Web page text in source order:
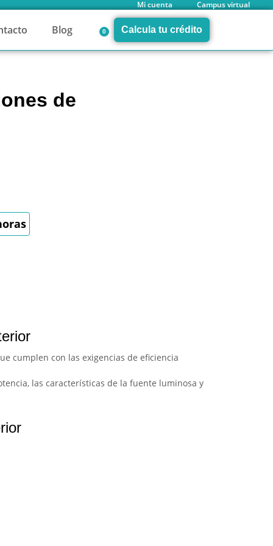
Mi cuenta Campus virtual
Blog 0 Calcula tu crédito
de
cumplen con las exigencias de eficiencia
las características de la fuente luminosa y